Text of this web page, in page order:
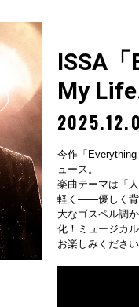
ISSA
My
今作「
ュース。
楽曲テーマは「
軽く——優しく背
大なゴスペル調
化！ミュージカ
お楽しみくださ